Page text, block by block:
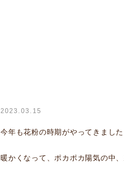
2023.03.15
今年も花粉の時期がやってきました
暖かくなって、ポカポカ陽気の中